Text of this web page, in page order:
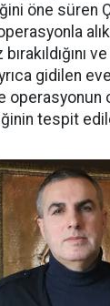
öne süren
gidilen
tespit